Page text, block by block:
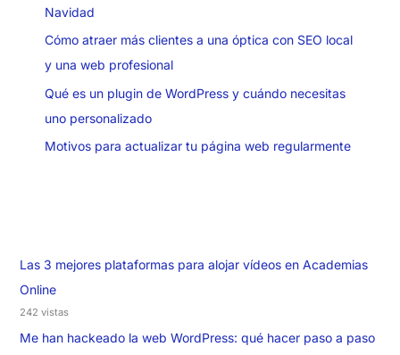
Navidad
Cómo atraer más clientes a una óptica con SEO local
y una web profesional
Qué es un plugin de WordPress y cuándo necesitas
uno personalizado
Motivos para actualizar tu página web regularmente
Las 3 mejores plataformas para alojar vídeos en Academias
Online
242 vistas
Me han hackeado la web WordPress: qué hacer paso a paso